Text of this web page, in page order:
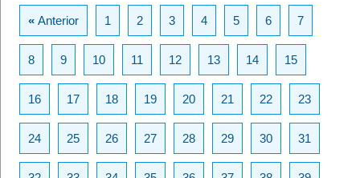
«Anterior 1 2 3 4 5 6 7
8 9 10 11 12 13 14 15
16 17 18 19 20 21 22 23
24 25 26 27 28 29 30 31